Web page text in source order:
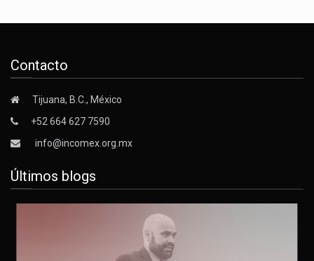
Contacto
Tijuana, B.C., México
+52 664 627 7590
info@incomex.org.mx
Últimos blogs